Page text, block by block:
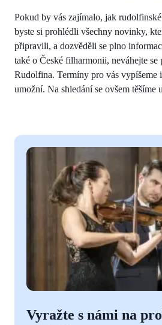
Pokud by vás zajímalo, jak
byste si prohlédli všechny novinky,
připravili, a dozvěděli se plno
také o České filharmonii, neváhejte
Rudolfina. Termíny pro vás vypíšeme
umožní. Na shledání se ovšem těšíme
Vyražte s námi na